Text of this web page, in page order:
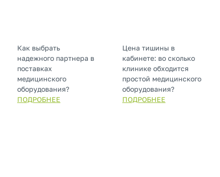
Как выбрать
надежного партнера в
поставках
медицинского
оборудования?
ПОДРОБНЕЕ
Цена тишины в
кабинете: во сколько
клинике обходится
простой медицинского
оборудования?
ПОДРОБНЕЕ